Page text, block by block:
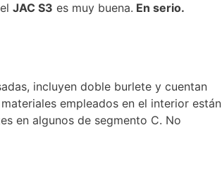
JAC S3 es muy buena. En serio.
incluyen doble burlete y cuentan
empleados en el interior están
en algunos de segmento C. No